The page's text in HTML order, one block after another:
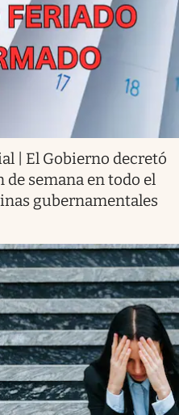
| El Gobierno decretó
semana en todo el
gubernamentales